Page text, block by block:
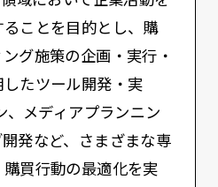
ことを目的とし、購
グ施策の企画・実行・
たツール開発・実
、メディアプランニン
発など、さまざまな専
買行動の最適化を実